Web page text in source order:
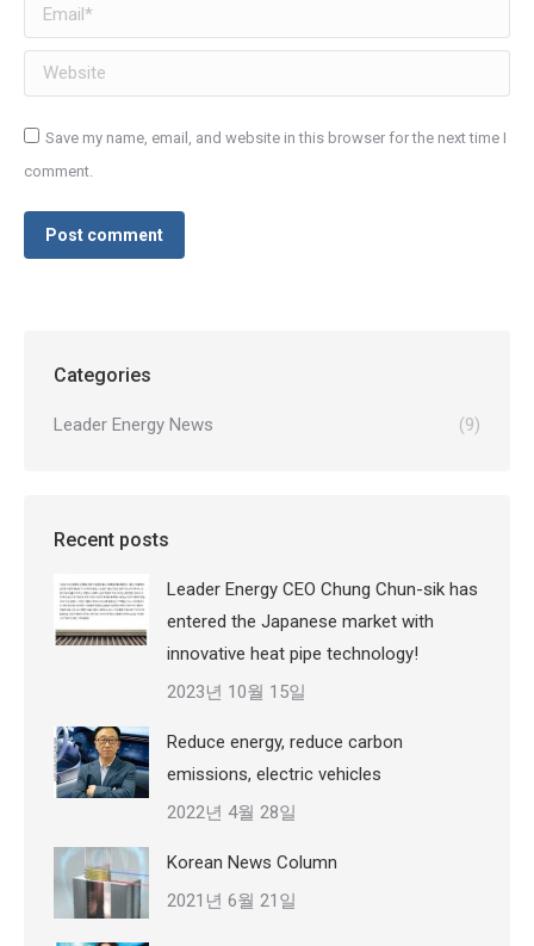
Email *
Website
Save my name, email, and website in this browser for the next time I
comment.
Post comment
Categories
Leader Energy News (9)
Recent posts
Leader Energy CEO Chung Chun-sik has
entered the Japanese market with
innovative heat pipe technology!
2023년 10월 15일
Reduce energy, reduce carbon
emissions, electric vehicles
2022년 4월 28일
Korean News Column
2021년 6월 21일